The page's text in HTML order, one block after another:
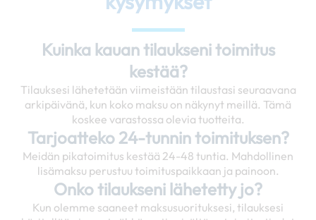
Kuinka kauan tilaukseni toimitus
kestää?
Tilauksesi lähetetään viimeistään tilaustasi seuraavana
arkipäivänä, kun koko maksu on näkynyt meillä. Tämä
koskee varastossa olevia tuotteita.
Tarjoatteko 24-tunnin toimituksen?
Meidän pikatoimitus kestää 24-48 tuntia. Mahdollinen
lisämaksu perustuu toimituspaikkaan ja painoon.
Onko tilaukseni lähetetty jo?
Kun olemme saaneet maksusuorituksesi, tilauksesi